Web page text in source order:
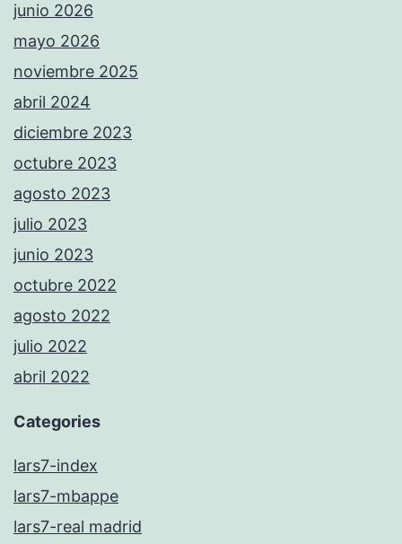
junio 2026
mayo 2026
noviembre 2025
abril 2024
diciembre 2023
octubre 2023
agosto 2023
julio 2023
junio 2023
octubre 2022
agosto 2022
julio 2022
abril 2022
Categories
lars7-index
lars7-mbappe
lars7-real madrid